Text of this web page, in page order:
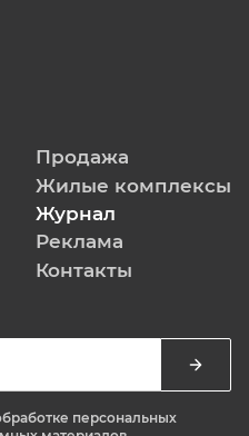
Продажа
Жилые комплексы
Журнал
Реклама
Контакты
персональных